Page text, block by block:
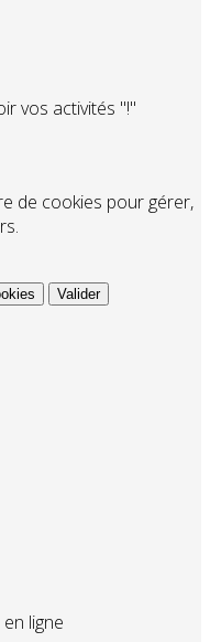
vos activités "!"
de cookies pour gérer,
Valider
ligne